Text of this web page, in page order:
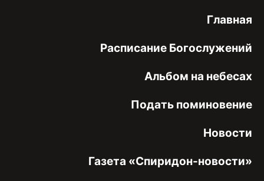
Главная
Расписание Богослужений
Альбом на небесах
Подать поминовение
Новости
Газета «Спиридон-новости»